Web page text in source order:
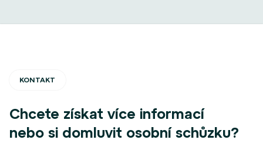
KONTAKT
Chcete získat více informací
nebo si domluvit osobní schůzku?